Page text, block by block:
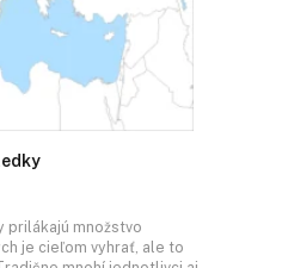
prilákajú množstvo
je cieľom vyhrať, ale to